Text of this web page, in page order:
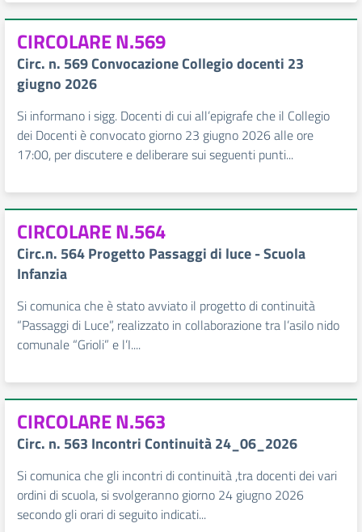
CIRCOLARE N.569
Circ. n. 569 Convocazione Collegio docenti 23
giugno 2026
Si informano i sigg. Docenti di cui all’epigrafe che il Collegio
dei Docenti è convocato giorno 23 giugno 2026 alle ore
17:00, per discutere e deliberare sui seguenti punti...
CIRCOLARE N.564
Circ.n. 564 Progetto Passaggi di luce - Scuola
Infanzia
Si comunica che è stato avviato il progetto di continuità
“Passaggi di Luce”, realizzato in collaborazione tra l’asilo nido
comunale “Grioli” e l’I....
CIRCOLARE N.563
Circ. n. 563 Incontri Continuità 24_06_2026
Si comunica che gli incontri di continuità ,tra docenti dei vari
ordini di scuola, si svolgeranno giorno 24 giugno 2026
secondo gli orari di seguito indicati...